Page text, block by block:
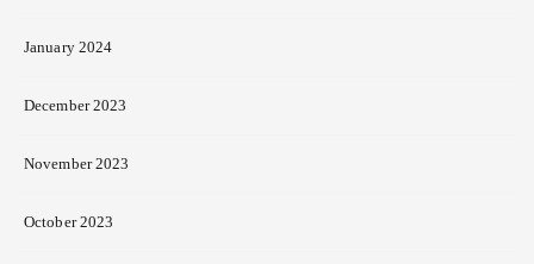
January 2024
December 2023
November 2023
October 2023